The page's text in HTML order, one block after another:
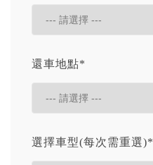
還車地點*
選擇車型(每次需重選)*